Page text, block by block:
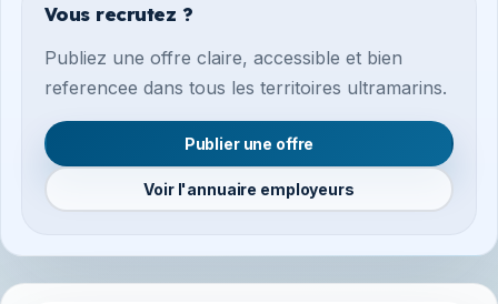
Vous recrutez ?
Publiez une offre claire, accessible et bien
referencee dans tous les territoires ultramarins.
Publier une offre
Voir l'annuaire employeurs